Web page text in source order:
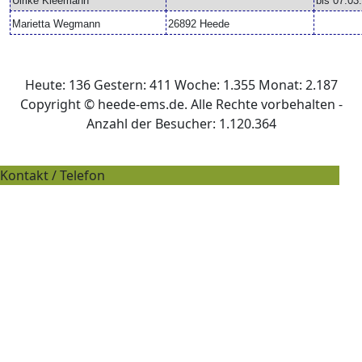
Marietta Wegmann
26892 Heede
Heute: 136 Gestern: 411 Woche: 1.355 Monat: 2.187
Copyright © heede-ems.de. Alle Rechte vorbehalten -
Anzahl der Besucher: 1.120.364
Kontakt / Telefon